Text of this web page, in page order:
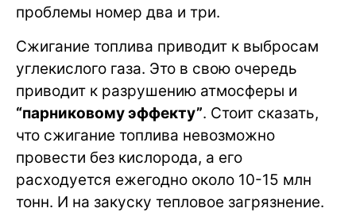
проблемы номер два и три.
Сжигание топлива приводит к выбросам
углекислого газа. Это в свою очередь
приводит к разрушению атмосферы и
“парниковому эффекту”. Стоит сказать,
что сжигание топлива невозможно
провести без кислорода, а его
расходуется ежегодно около 10-15 млн
тонн. И на закуску тепловое загрязнение.